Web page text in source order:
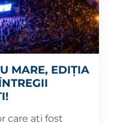
MARE, EDIȚIA
care ați fost